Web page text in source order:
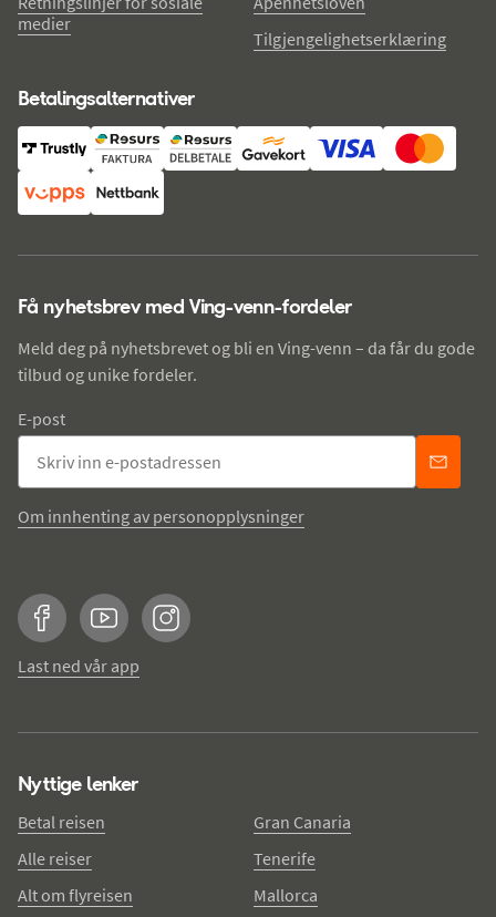
medier
Tilgjengelighetserklæring
Betalingsalternativer
Få nyhetsbrev med Ving-venn-fordeler
Meld deg på nyhetsbrevet og bli en Ving-venn – da får du gode
tilbud og unike fordeler.
E-post
Om innhenting av personopplysninger
FacebookYouTubeInstagram
Last ned vår app
Nyttige lenker
Betal reisen
Alle reiser
Alt om flyreisen
Gran Canaria
Tenerife
Mallorca